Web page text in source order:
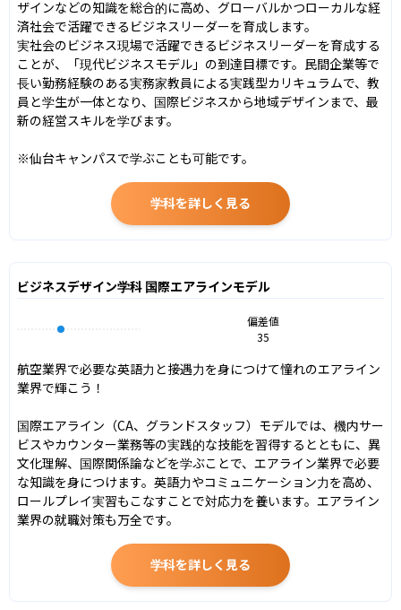
ザインなどの知識を総合的に高め、グローバルかつローカルな経
済社会で活躍できるビジネスリーダーを育成します。
実社会のビジネス現場で活躍できるビジネスリーダーを育成する
ことが、「現代ビジネスモデル」の到達目標です。民間企業等で
長い勤務経験のある実務家教員による実践型カリキュラムで、教
員と学生が一体となり、国際ビジネスから地域デザインまで、最
新の経営スキルを学びます。
※仙台キャンパスで学ぶことも可能です。
学科を詳しく見る
ビジネスデザイン学科 国際エアラインモデル
偏差値
35
航空業界で必要な英語力と接遇力を身につけて憧れのエアライン
業界で輝こう！
国際エアライン（CA、グランドスタッフ）モデルでは、機内サー
ビスやカウンター業務等の実践的な技能を習得するとともに、異
文化理解、国際関係論などを学ぶことで、エアライン業界で必要
な知識を身につけます。英語力やコミュニケーション力を高め、
ロールプレイ実習もこなすことで対応力を養います。エアライン
業界の就職対策も万全です。
学科を詳しく見る